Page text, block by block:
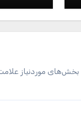
بخش‌های موردنیاز